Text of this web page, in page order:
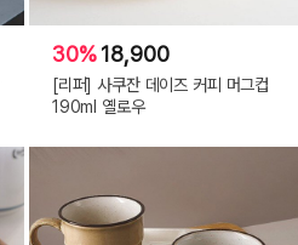
30%18,900
[리퍼] 사쿠잔 데이즈 커피 머그컵
190ml 옐로우